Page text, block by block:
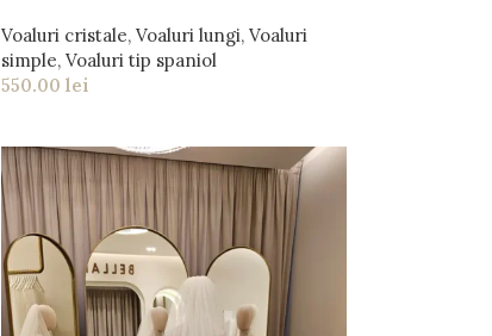
Voaluri cristale, Voaluri lungi, Voaluri
simple, Voaluri tip spaniol
550.00lei